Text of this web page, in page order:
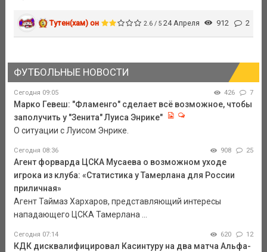
Тутен(хам) он 2.6 / 5 24 Апреля 912 2
ФУТБОЛЬНЫЕ НОВОСТИ
Сегодня 09:05 426 7
Марко Гевеш: "Фламенго" сделает всё возможное, чтобы
заполучить у "Зенита" Луиса Энрике"
О ситуации с Луисом Энрике.
Сегодня 08:36 908 25
Агент форварда ЦСКА Мусаева о возможном уходе
игрока из клуба: «Статистика у Тамерлана для России
приличная»
Агент Таймаз Хархаров, представляющий интересы
нападающего ЦСКА Тамерлана ...
Сегодня 07:14 620 12
КДК дисквалифицировал Касинтуру на два матча Альфа-